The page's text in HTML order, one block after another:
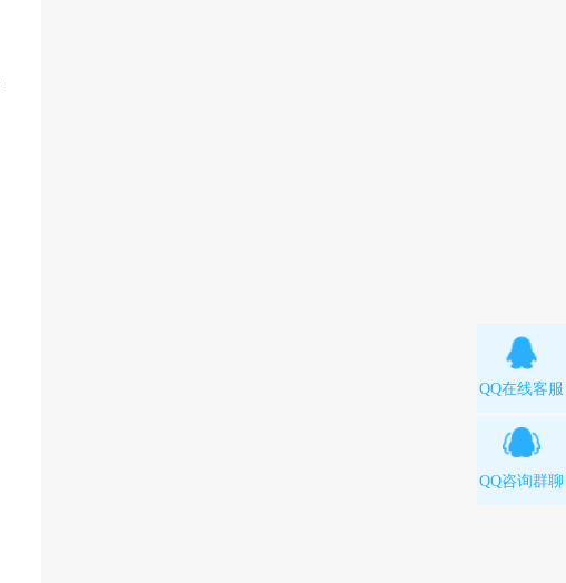
QQ在线客服
QQ咨询群聊